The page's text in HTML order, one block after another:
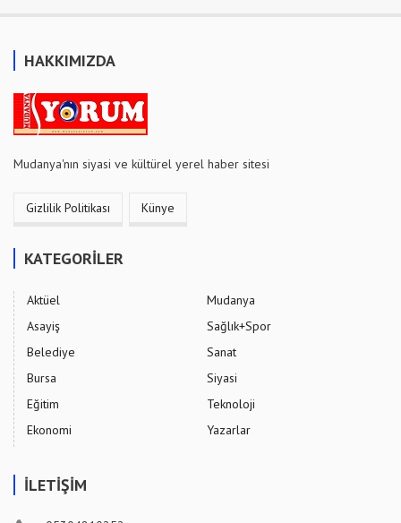
HAKKIMIZDA
Mudanya'nın siyasi ve kültürel yerel haber sitesi
Gizlilik Politikası Künye
KATEGORİLER
Aktüel
Asayiş
Belediye
Bursa
Eğitim
Ekonomi
Mudanya
Sağlık+Spor
Sanat
Siyasi
Teknoloji
Yazarlar
İLETİŞİM